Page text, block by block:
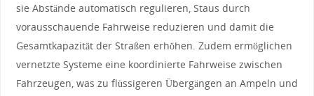
sie Abstände automatisch ‍regulieren, Staus durch
vorausschauende Fahrweise reduzieren und damit die
Gesamtkapazität der Straßen erhöhen. Zudem ermöglichen
vernetzte Systeme eine koordinierte Fahrweise zwischen
Fahrzeugen, was zu flüssigeren Übergängen an Ampeln und